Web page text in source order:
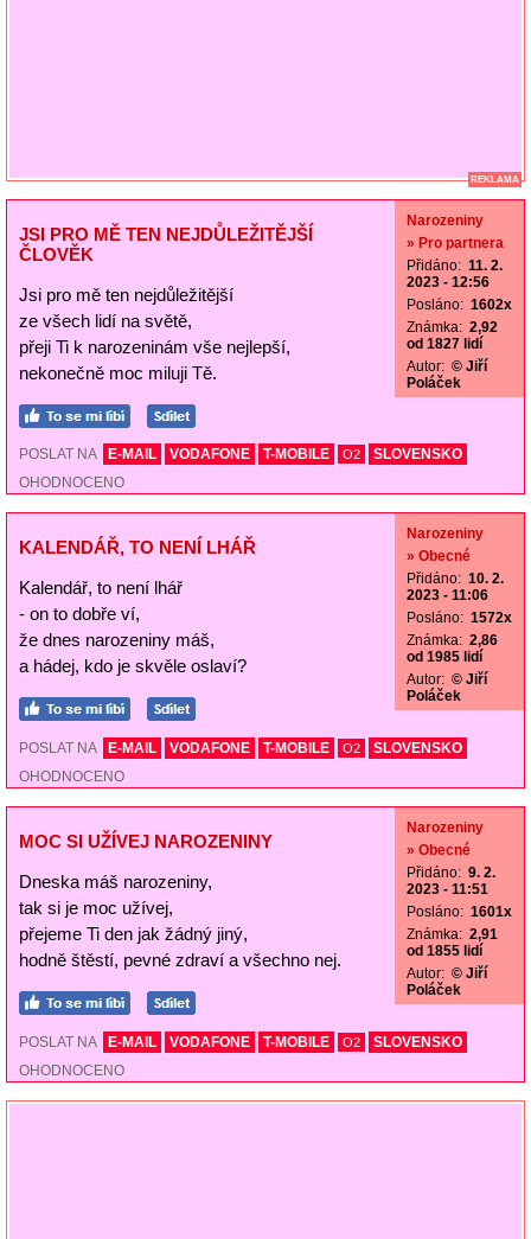
REKLAMA
JSI PRO MĚ TEN NEJDŮLEŽITĚJŠÍ
ČLOVĚK
Jsi pro mě ten nejdůležitější
ze všech lidí na světě,
přeji Ti k narozeninám vše nejlepší,
nekonečně moc miluji Tě.
Narozeniny
» Pro partnera
Přidáno: 11. 2.
2023 - 12:56
Posláno: 1602x
Známka: 2,92
od 1827 lidí
Autor: © Jiří
Poláček
POSLAT NA E-MAIL VODAFONE T-MOBILE O2
SLOVENSKO
OHODNOCENO
KALENDÁŘ, TO NENÍ LHÁŘ
Kalendář, to není lhář
- on to dobře ví,
že dnes narozeniny máš,
a hádej, kdo je skvěle oslaví?
Narozeniny
» Obecné
Přidáno: 10. 2.
2023 - 11:06
Posláno: 1572x
Známka: 2,86
od 1985 lidí
Autor: © Jiří
Poláček
POSLAT NA E-MAIL VODAFONE T-MOBILE O2
SLOVENSKO
OHODNOCENO
MOC SI UŽÍVEJ NAROZENINY
Dneska máš narozeniny,
tak si je moc užívej,
přejeme Ti den jak žádný jiný,
hodně štěstí, pevné zdraví a všechno nej.
Narozeniny
» Obecné
Přidáno: 9. 2.
2023 - 11:51
Posláno: 1601x
Známka: 2,91
od 1855 lidí
Autor: © Jiří
Poláček
POSLAT NA E-MAIL VODAFONE T-MOBILE O2
SLOVENSKO
OHODNOCENO